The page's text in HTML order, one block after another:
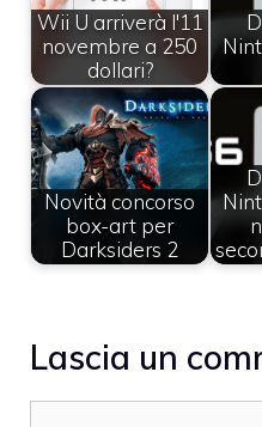
Wii U arriverà l'11
novembre a 250
dollari?
Novità concorso
box-art per
Darksiders 2
Lascia un